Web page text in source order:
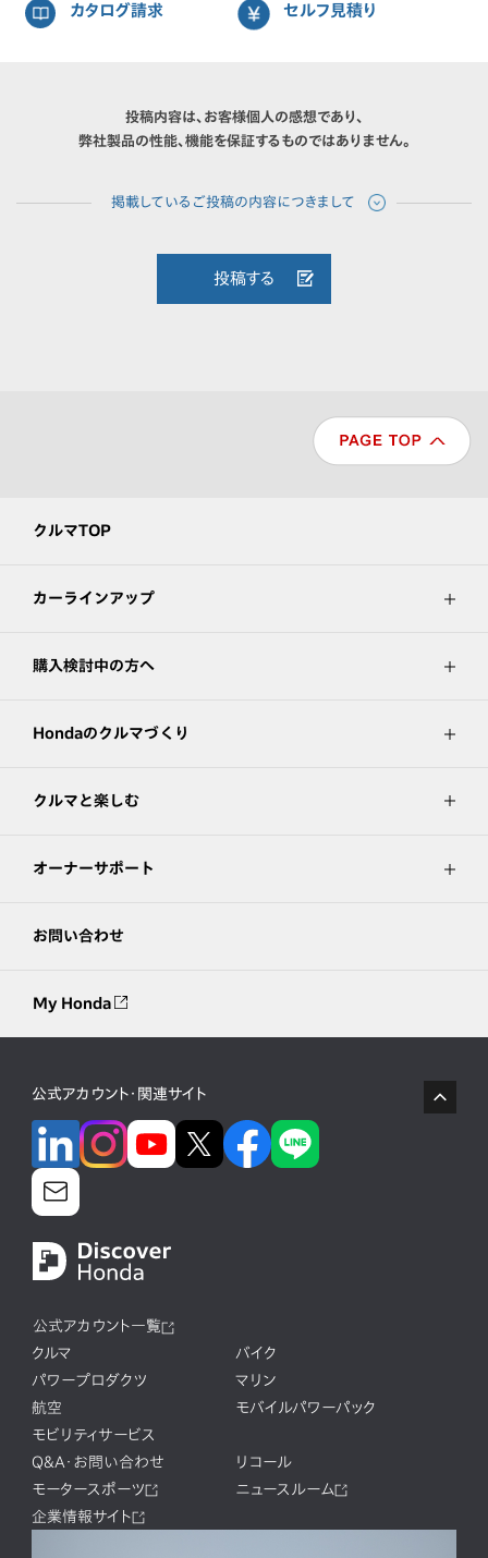
カタログ請求 セルフ見積り
投稿内容は、お客様個人の感想であり、
弊社製品の性能、機能を保証するものではありません。
投稿する
クルマTOP
カーラインアップ
購入検討中の方へ
Hondaのクルマづくり
クルマと楽しむ
オーナーサポート
お問い合わせ
My Honda
公式アカウント・関連サイト
公式アカウント一覧
クルマ
バイク
パワープロダクツ
マリン
航空
モバイルパワーパック
モビリティサービス
Q&A・お問い合わせ
リコール
モータースポーツ
ニュースルーム
企業情報サイト